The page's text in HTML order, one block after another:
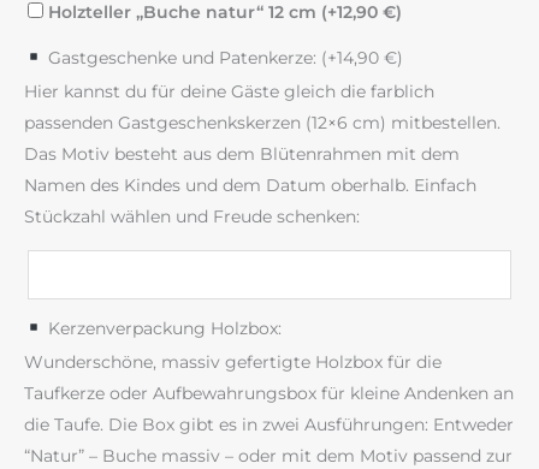
Holzteller „Buche natur“ 12 cm (+12,90 €)
Gastgeschenke und Patenkerze: (+14,90 €)
Hier kannst du für deine Gäste gleich die farblich
passenden Gastgeschenkskerzen (12×6 cm) mitbestellen.
Das Motiv besteht aus dem Blütenrahmen mit dem
Namen des Kindes und dem Datum oberhalb. Einfach
Stückzahl wählen und Freude schenken:
Kerzenverpackung Holzbox:
Wunderschöne, massiv gefertigte Holzbox für die
Taufkerze oder Aufbewahrungsbox für kleine Andenken an
die Taufe. Die Box gibt es in zwei Ausführungen: Entweder
“Natur” – Buche massiv – oder mit dem Motiv passend zur